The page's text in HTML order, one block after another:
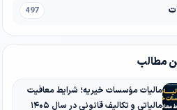
497
مطالب
مالیات مؤسسات خیریه؛ شرایط معافیت
مالیاتی و تکالیف قانونی در سال ۱۴۰۵